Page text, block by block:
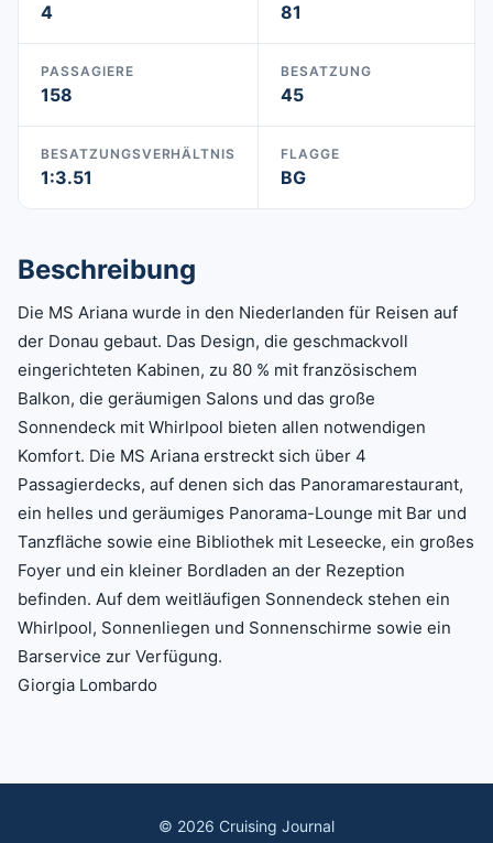
4 81
PASSAGIERE
158
BESATZUNG
45
BESATZUNGSVERHÄLTNIS
1:3.51
FLAGGE
BG
Beschreibung
Die MS Ariana wurde in den Niederlanden für Reisen auf
der Donau gebaut. Das Design, die geschmackvoll
eingerichteten Kabinen, zu 80 % mit französischem
Balkon, die geräumigen Salons und das große
Sonnendeck mit Whirlpool bieten allen notwendigen
Komfort. Die MS Ariana erstreckt sich über 4
Passagierdecks, auf denen sich das Panoramarestaurant,
ein helles und geräumiges Panorama-Lounge mit Bar und
Tanzfläche sowie eine Bibliothek mit Leseecke, ein großes
Foyer und ein kleiner Bordladen an der Rezeption
befinden. Auf dem weitläufigen Sonnendeck stehen ein
Whirlpool, Sonnenliegen und Sonnenschirme sowie ein
Barservice zur Verfügung.
Giorgia Lombardo
© 2026 Cruising Journal